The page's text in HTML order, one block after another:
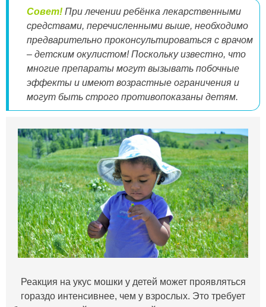
Совет! При лечении ребёнка лекарственными
средствами, перечисленными выше, необходимо
предварительно проконсультироваться с врачом
– детским окулистом! Поскольку известно, что
многие препараты могут вызывать побочные
эффекты и имеют возрастные ограничения и
могут быть строго противопоказаны детям.
Реакция на укус мошки у детей может проявляться
гораздо интенсивнее, чем у взрослых. Это требует